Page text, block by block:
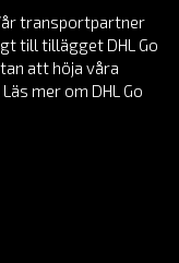
transportpartner
till tillägget DHL Go
att höja våra
mer om DHL Go